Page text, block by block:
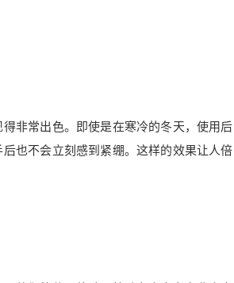
非常出色。即使是在寒冷的冬天，使用后
也不会立刻感到紧绷。这样的效果让人倍